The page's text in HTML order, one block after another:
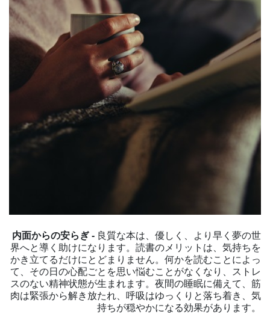
内面からの安らぎ - 良質な本は、優しく、より早く夢の世
界へと導く助けになります。読書のメリットは、気持ちを
かき立てるだけにとどまりません。何かを読むことによっ
て、その日の心配ごとを思い悩むことがなくなり、ストレ
スのない精神状態が生まれます。夜間の睡眠に備えて、筋
肉は緊張から解き放たれ、呼吸はゆっくりと落ち着き、気
持ちが穏やかになる効果があります。